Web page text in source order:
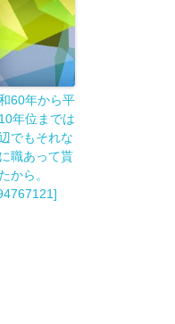
60年から平
年位までは
でもそれな
職あって貰
から。